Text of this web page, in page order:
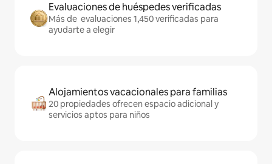
Evaluaciones de huéspedes verificadas
Más de evaluaciones 1,450 verificadas para
ayudarte a elegir
Alojamientos vacacionales para familias
20 propiedades ofrecen espacio adicional y
servicios aptos para niños